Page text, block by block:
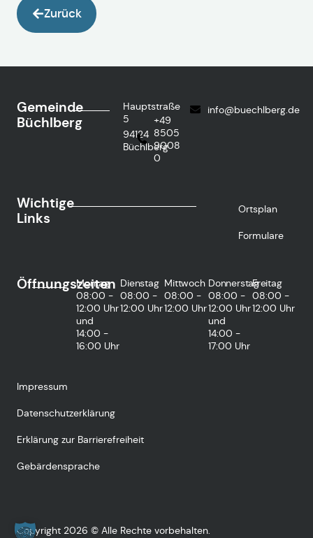
Zurück
Gemeinde
Büchlberg
Hauptstraße
5
94124
Büchlberg
+49
8505
9008
0
info@buechlberg.de
Wichtige
Links
Ortsplan
Formulare
Öffnungszeiten
Montag
08:00 -
12:00 Uhr
und
14:00 -
16:00 Uhr
Dienstag
08:00 -
12:00 Uhr
Mittwoch
08:00 -
12:00 Uhr
Donnerstag
08:00 -
12:00 Uhr
und
14:00 -
17:00 Uhr
Freitag
08:00 -
12:00 Uhr
Impressum
Datenschutzerklärung
Erklärung zur Barrierefreiheit
Gebärdensprache
Copyright 2026 © Alle Rechte vorbehalten.